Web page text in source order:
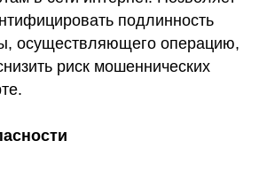
подлинность
осуществляющего операцию,
риск мошеннических